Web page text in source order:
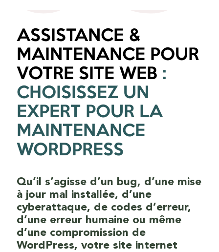
ASSISTANCE &
MAINTENANCE POUR
VOTRE SITE WEB :
CHOISISSEZ UN
EXPERT POUR LA
MAINTENANCE
WORDPRESS
Qu’il s’agisse d’un bug, d’une mise
à jour mal installée, d’une
cyberattaque, de codes d’erreur,
d’une erreur humaine ou même
d’une compromission de
WordPress, votre site internet